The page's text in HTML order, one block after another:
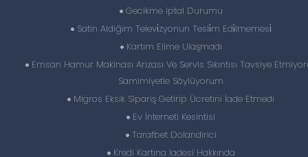
Gecikme Iptal Durumu
Satin Aldiğim Televi̇zyonun Tesli̇m Edi̇lmemesi̇
Kartım Elime Ulaşmadı
Emsan Hamur Makinası Arızası Ve Servis Sıkıntısı Tavsiye
Samimiyetle Söylüyorum
Migros Eksik Sipariş Getirip Ücretini İade Etmedi
Ev İnterneti Kesintisi
Tarafbet Dolandirici
Kredi Kartına Iadesi Hakkında